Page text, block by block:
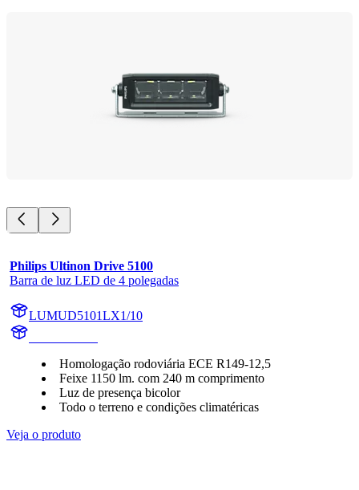
Philips Ultinon Drive 5100
Barra de luz LED de 4 polegadas
LUMUD5101LX1/10
Homologação rodoviária ECE R149-12,5
Feixe 1150 lm. com 240 m comprimento
Luz de presença bicolor
Todo o terreno e condições climatéricas
Veja o produto